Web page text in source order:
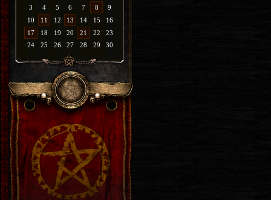
3
4 5 6 7 8
9
10
11 12 13 14 15
16
17
18 19 20 21 22
23
24
25 26 27 28 29 30